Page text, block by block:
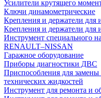
Усилители крутящего
Ключи динамометрические
Крепления и держатели для
Крепления и держатели для
Инструмент специального
RENAULT–NISSAN
Гаражное оборудование
Приборы диагностики ДВС
Приспособления для замены
технических жидкостей
Инструмент для ремонта и